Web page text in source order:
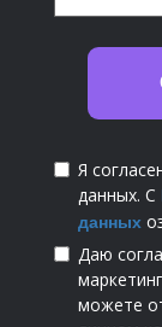
Я
данных. С
данных
Даю
можете